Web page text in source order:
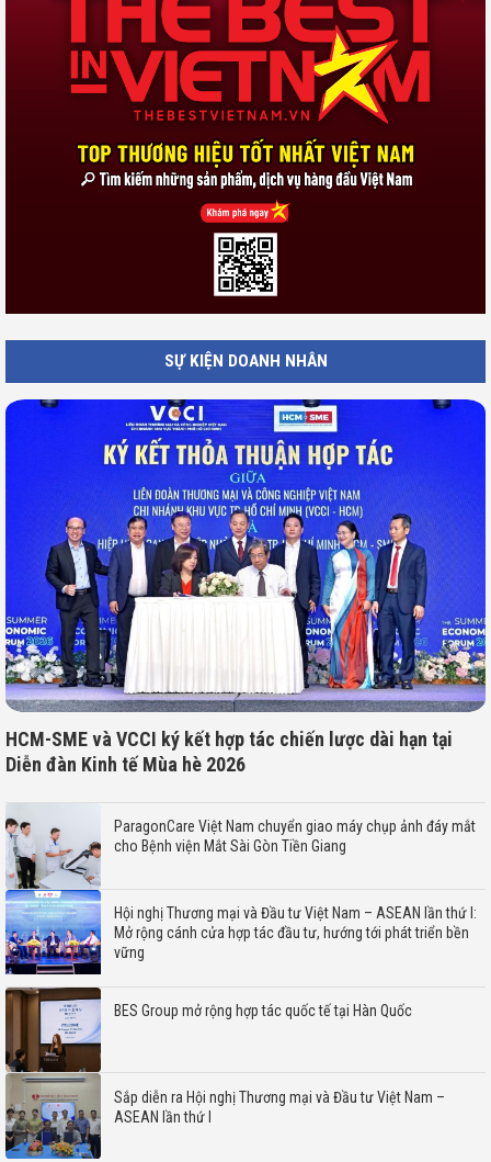
SỰ KIỆN DOANH NHÂN
HCM-SME và VCCI ký kết hợp tác chiến lược dài hạn tại
Diễn đàn Kinh tế Mùa hè 2026
ParagonCare Việt Nam chuyển giao máy chụp ảnh đáy mắt
cho Bệnh viện Mắt Sài Gòn Tiền Giang
Hội nghị Thương mại và Đầu tư Việt Nam – ASEAN lần thứ I:
Mở rộng cánh cửa hợp tác đầu tư, hướng tới phát triển bền
vững
BES Group mở rộng hợp tác quốc tế tại Hàn Quốc
Sắp diễn ra Hội nghị Thương mại và Đầu tư Việt Nam –
ASEAN lần thứ I